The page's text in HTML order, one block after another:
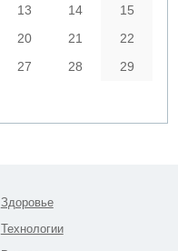
13 14
15
20 21
22
27 28
29
Здоровье
Технологии